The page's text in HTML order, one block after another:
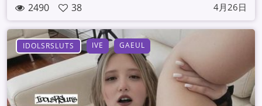
2490 38 4月26日
IDOLSRSLUTS IVE GAEUL